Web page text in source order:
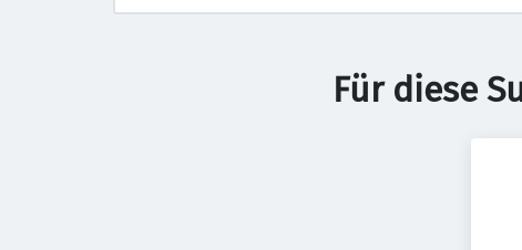
Für diese